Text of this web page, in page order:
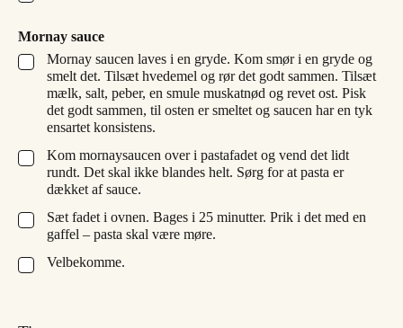
Mornay sauce
▢
Mornay saucen laves i en gryde. Kom smør i en gryde og
smelt det. Tilsæt hvedemel og rør det godt sammen. Tilsæt
mælk, salt, peber, en smule muskatnød og revet ost. Pisk
det godt sammen, til osten er smeltet og saucen har en tyk
ensartet konsistens.
▢
Kom mornaysaucen over i pastafadet og vend det lidt
rundt. Det skal ikke blandes helt. Sørg for at pasta er
dækket af sauce.
▢
Sæt fadet i ovnen. Bages i 25 minutter. Prik i det med en
gaffel – pasta skal være møre.
▢
Velbekomme.